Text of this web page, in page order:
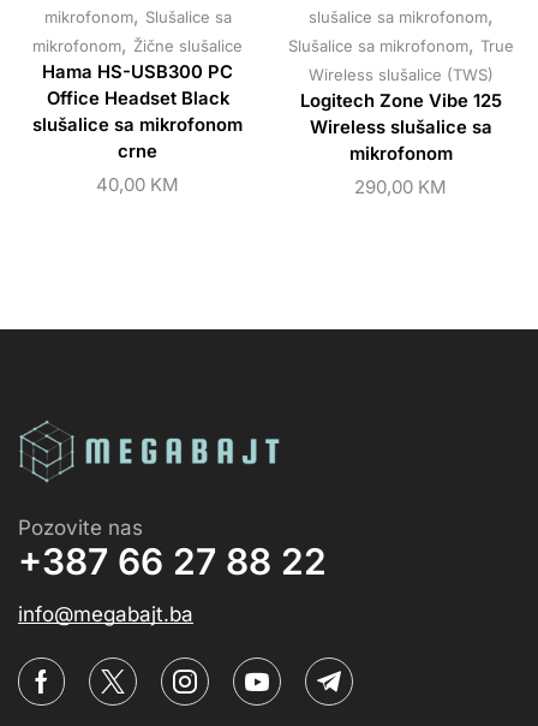
mikrofonom, Slušalice sa
mikrofonom, Žične slušalice
Hama HS-USB300 PC
Office Headset Black
slušalice sa mikrofonom
crne
40,00 KM
slušalice sa mikrofonom,
Slušalice sa mikrofonom, True
Wireless slušalice (TWS)
Logitech Zone Vibe 125
Wireless slušalice sa
mikrofonom
290,00 KM
Pozovite nas
+387 66 27 88 22
info@megabajt.ba